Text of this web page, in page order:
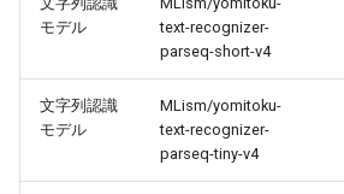
モデル
text-recognizer-
parseq-short-v4
文字列認識
モデル
MLism/yomitoku-
text-recognizer-
parseq-tiny-v4